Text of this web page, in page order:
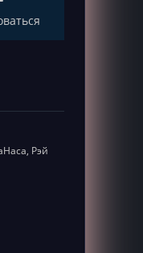
Рэй